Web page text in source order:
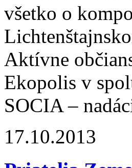
všetko o
Aktívne
Ekopolis v
SOCIA –
17.10.2013